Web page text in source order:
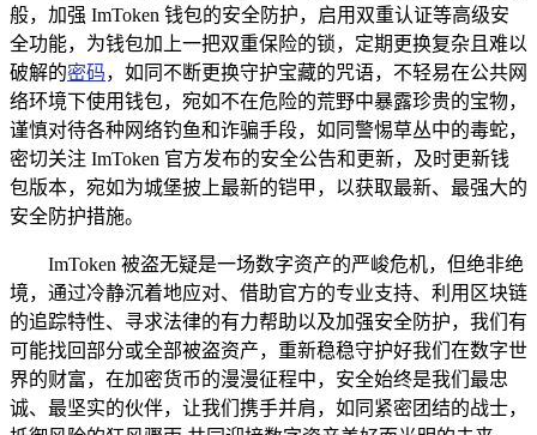
般，加强 ImToken 钱包的安全防护，启用双重认证等高级安
全功能，为钱包加上一把双重保险的锁，定期更换复杂且难以
破解的密码，如同不断更换守护宝藏的咒语，不轻易在公共网
络环境下使用钱包，宛如不在危险的荒野中暴露珍贵的宝物，
谨慎对待各种网络钓鱼和诈骗手段，如同警惕草丛中的毒蛇，
密切关注 ImToken 官方发布的安全公告和更新，及时更新钱
包版本，宛如为城堡披上最新的铠甲，以获取最新、最强大的
安全防护措施。
ImToken 被盗无疑是一场数字资产的严峻危机，但绝非绝
境，通过冷静沉着地应对、借助官方的专业支持、利用区块链
的追踪特性、寻求法律的有力帮助以及加强安全防护，我们有
可能找回部分或全部被盗资产，重新稳稳守护好我们在数字世
界的财富，在加密货币的漫漫征程中，安全始终是我们最忠
诚、最坚实的伙伴，让我们携手并肩，如同紧密团结的战士，